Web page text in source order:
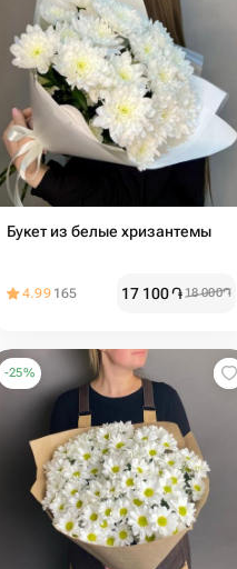
Букет из белые хризантемы
4.99 165 17 100֏18 000֏
-25%